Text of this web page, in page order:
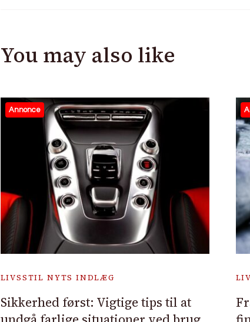
You may also like
Annonce
LIVSSTIL NYTS INDLÆG
Sikkerhed først: Vigtige tips til at